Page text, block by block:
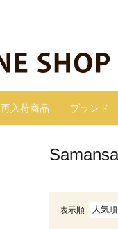
再入荷商品 ブランド
表示順 人気順